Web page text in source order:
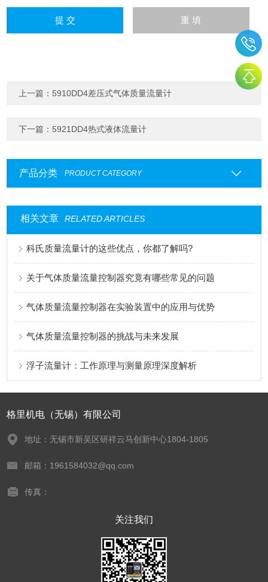
上一篇： 5910DD4差压式气体质量流量计
下一篇： 5921DD4热式液体流量计
产品分类 PRODUCT CATEGORY
相关文章 RELATED ARTICLES
科氏质量流量计的这些优点，你都了解吗?
关于气体质量流量控制器究竟有哪些常见的问题
气体质量流量控制器在实验装置中的应用与优势
气体质量流量控制器的挑战与未来发展
浮子流量计：工作原理与测量原理深度解析
格里机电（无锡）有限公司
地址：无锡市新吴区研祥云马创新中心1804-1805
邮箱：1961584032@qq.com
传真：
关注我们